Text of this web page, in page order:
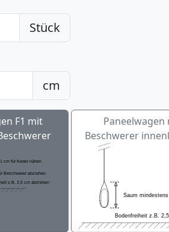
Stück
cm
F1 mit
Paneelwagen
Beschwerer